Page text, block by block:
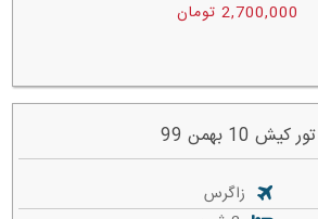
2,700,000 تومان
تور کیش 10 بهمن 99
زاگرس